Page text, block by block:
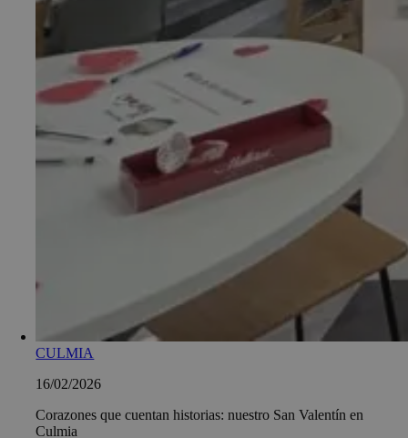
CULMIA
16/02/2026
Corazones que cuentan historias: nuestro San Valentín en
Culmia